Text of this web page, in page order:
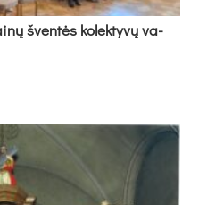
šven­tės ko­lek­ty­vų va­